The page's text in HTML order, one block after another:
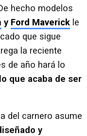
hecho modelos
y Ford Maverick le
que sigue
la reciente
de año hará lo
que acaba de ser
del carnero asume
y